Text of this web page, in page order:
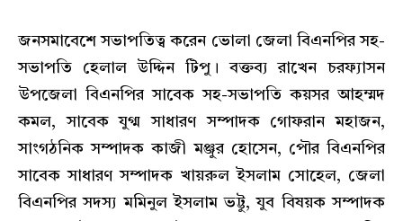
জনসমাবেশে সভাপতিত্ব করেন ভোলা জেলা বিএনপির সহ-
সভাপতি হেলাল উদ্দিন টিপু। বক্তব্য রাখেন চরফ্যাসন
উপজেলা বিএনপির সাবেক সহ-সভাপতি কয়সর আহম্মদ
কমল, সাবেক যুগ্ম সাধারণ সম্পাদক গোফরান মহাজন,
সাংগঠনিক সম্পাদক কাজী মঞ্জুর হোসেন, পৌর বিএনপির
সাবেক সাধারণ সম্পাদক খায়রুল ইসলাম সোহেল, জেলা
বিএনপির সদস্য মমিনুল ইসলাম ভট্টু, যুব বিষয়ক সম্পাদক